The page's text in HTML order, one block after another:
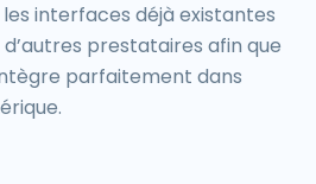
interfaces déjà existantes
prestataires afin que
parfaitement dans